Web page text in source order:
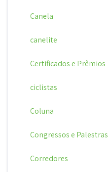
Canela
canelite
Certificados e Prêmios
ciclistas
Coluna
Congressos e Palestras
Corredores